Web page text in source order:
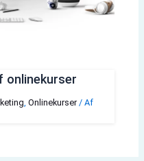
onlinekurser
, Onlinekurser/ Af